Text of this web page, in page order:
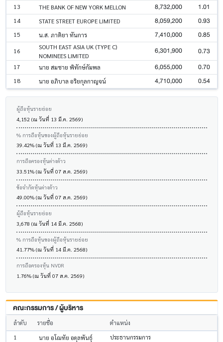
13 THE BANK OF NEW YORK MELLON 8,732,000 1.01
14 STATE STREET EUROPE LIMITED 8,059,200 0.93
15 น.ส. ภาติยา ทันการ 7,410,000 0.85
16
SOUTH EAST ASIA UK (TYPE C)
NOMINEES LIMITED
6,301,900 0.73
17 นาย สมชาย พิทักษ์กัมพล 6,055,000 0.70
18 นาย อภิบาล อริยกุลกาญจน์ 4,710,000 0.54
ผู้ถือหุ้นรายย่อย
4,152 (ณ วันที่ 13 มี.ค. 2569)
% การถือหุ้นของผู้ถือหุ้นรายย่อย
39.42% (ณ วันที่ 13 มี.ค. 2569)
การถือครองหุ้นต่างด้าว
33.51% (ณ วันที่ 07 ส.ค. 2569)
ข้อจำกัดหุ้นต่างด้าว
49.00% (ณ วันที่ 07 ส.ค. 2569)
ผู้ถือหุ้นรายย่อย
3,678 (ณ วันที่ 14 มี.ค. 2568)
% การถือหุ้นของผู้ถือหุ้นรายย่อย
41.77% (ณ วันที่ 14 มี.ค. 2568)
การถือครองหุ้น NVDR
1.76% (ณ วันที่ 07 ส.ค. 2569)
คณะกรรมการ / ผู้บริหาร
ลำดับ รายชื่อ
ตำแหน่ง
1
นาย อโณทัย อดุลพันธุ์ ประธานกรรมการ